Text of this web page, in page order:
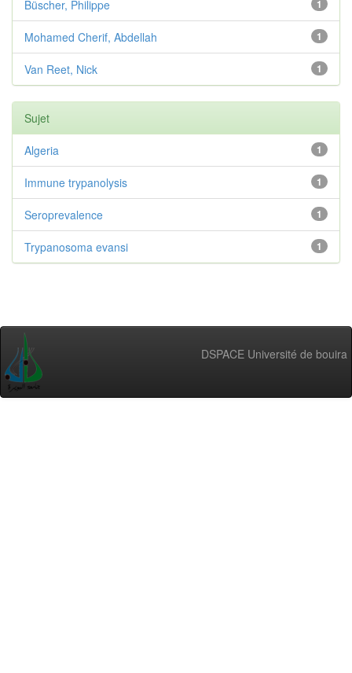
1
Büscher, Philippe
1
Mohamed Cherif, Abdellah
1
Van Reet, Nick
Sujet
1
Algeria
1
Immune trypanolysis
1
Seroprevalence
1
Trypanosoma evansi
DSPACE Université de bouira